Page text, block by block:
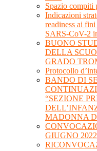
Spazio compiti
Indicazioni
readiness ai
SARS-CoV-2
BUONO
DELLA
GRADO
Protocollo
BANDO DI
“SEZIONE
MADONNA
GIUGNO 2022